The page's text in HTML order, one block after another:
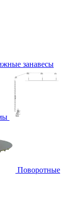
занавесы
Поворотные